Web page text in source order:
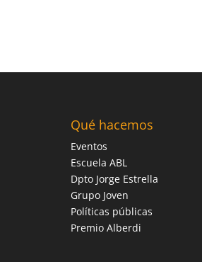
Qué hacemos
Eventos
Escuela ABL
Dpto Jorge Estrella
Grupo Joven
Políticas públicas
Premio Alberdi